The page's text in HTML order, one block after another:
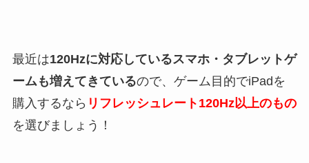
最近は120Hzに対応しているスマホ・タブレットゲ
ームも増えてきているので、ゲーム目的でiPadを
購入するなら リフレッシュレート120Hz以上のもの
を選びましょう！